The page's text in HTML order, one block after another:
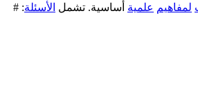
لمفاهيم علمية أساسية. تشمل الأسئلة: #